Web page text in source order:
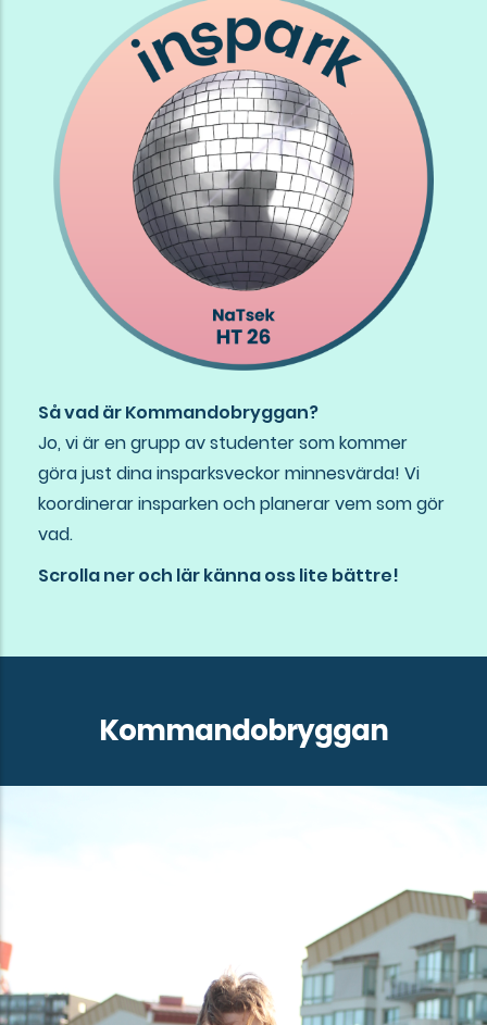
Så vad är Kommandobryggan?
Jo, vi är en grupp av studenter som kommer
göra just dina insparksveckor minnesvärda! Vi
koordinerar insparken och planerar vem som gör
vad.
Scrolla ner och lär känna oss lite bättre!
Kommandobryggan